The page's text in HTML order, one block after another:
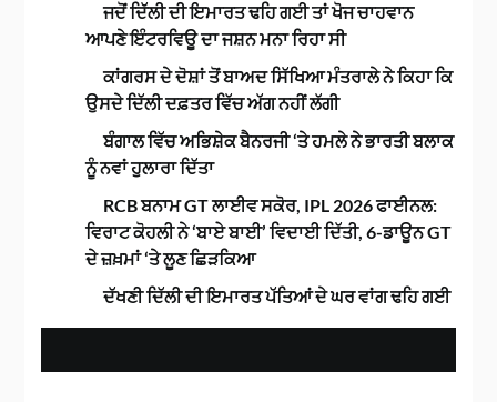
ਜਦੋਂ ਦਿੱਲੀ ਦੀ ਇਮਾਰਤ ਢਹਿ ਗਈ ਤਾਂ ਖੋਜ ਚਾਹਵਾਨ
ਆਪਣੇ ਇੰਟਰਵਿਊ ਦਾ ਜਸ਼ਨ ਮਨਾ ਰਿਹਾ ਸੀ
ਕਾਂਗਰਸ ਦੇ ਦੋਸ਼ਾਂ ਤੋਂ ਬਾਅਦ ਸਿੱਖਿਆ ਮੰਤਰਾਲੇ ਨੇ ਕਿਹਾ ਕਿ
ਉਸਦੇ ਦਿੱਲੀ ਦਫ਼ਤਰ ਵਿੱਚ ਅੱਗ ਨਹੀਂ ਲੱਗੀ
ਬੰਗਾਲ ਵਿੱਚ ਅਭਿਸ਼ੇਕ ਬੈਨਰਜੀ ‘ਤੇ ਹਮਲੇ ਨੇ ਭਾਰਤੀ ਬਲਾਕ
ਨੂੰ ਨਵਾਂ ਹੁਲਾਰਾ ਦਿੱਤਾ
RCB ਬਨਾਮ GT ਲਾਈਵ ਸਕੋਰ, IPL 2026 ਫਾਈਨਲ:
ਵਿਰਾਟ ਕੋਹਲੀ ਨੇ ‘ਬਾਏ ਬਾਈ’ ਵਿਦਾਈ ਦਿੱਤੀ, 6-ਡਾਊਨ GT
ਦੇ ਜ਼ਖ਼ਮਾਂ ‘ਤੇ ਲੂਣ ਛਿੜਕਿਆ
ਦੱਖਣੀ ਦਿੱਲੀ ਦੀ ਇਮਾਰਤ ਪੱਤਿਆਂ ਦੇ ਘਰ ਵਾਂਗ ਢਹਿ ਗਈ